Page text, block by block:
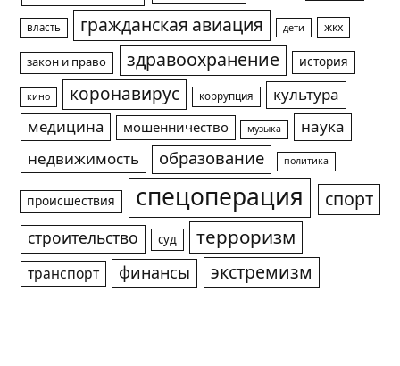
власть гражданская авиация дети жкх
закон и право здравоохранение история
кино коронавирус коррупция
культура
медицина
мошенничество музыка
наука
недвижимость
образование политика
происшествия спецоперация спорт
строительство суд терроризм
транспорт финансы экстремизм